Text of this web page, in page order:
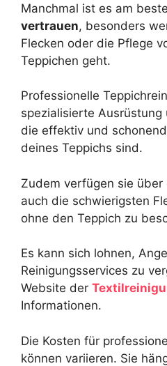
Manchmal ist es am
vertrauen, besonders
Flecken oder die Pflege
Teppichen geht.
Professionelle
spezialisierte Ausrüstung
die effektiv und
deines Teppichs sind.
Zudem verfügen sie
auch die schwierigsten
ohne den Teppich zu
Es kann sich lohnen,
Reinigungsservices zu
Website der
Informationen.
Die Kosten für
können variieren. Sie